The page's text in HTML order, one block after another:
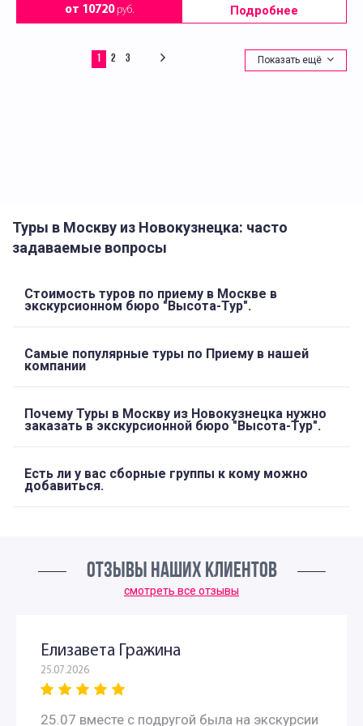
от 10720руб. Подробнее
1 2 3 Показать ещё
Туры в Москву из Новокузнецка: часто
задаваемые вопросы
Стоимость туров по приему в Москве в
экскурсионном бюро "Высота-Тур".
Самые популярные туры по Приему в нашей
компании
Почему Туры в Москву из Новокузнецка нужно
заказать в экскурсионной бюро "Высота-Тур".
Есть ли у вас сборные группы к кому можно
добавиться.
ОТЗЫВЫ НАШИХ КЛИЕНТОВ
смотреть все отзывы
Елизавета Гражина
25.07.2026
25.07 вместе с подругой была на экскурсии